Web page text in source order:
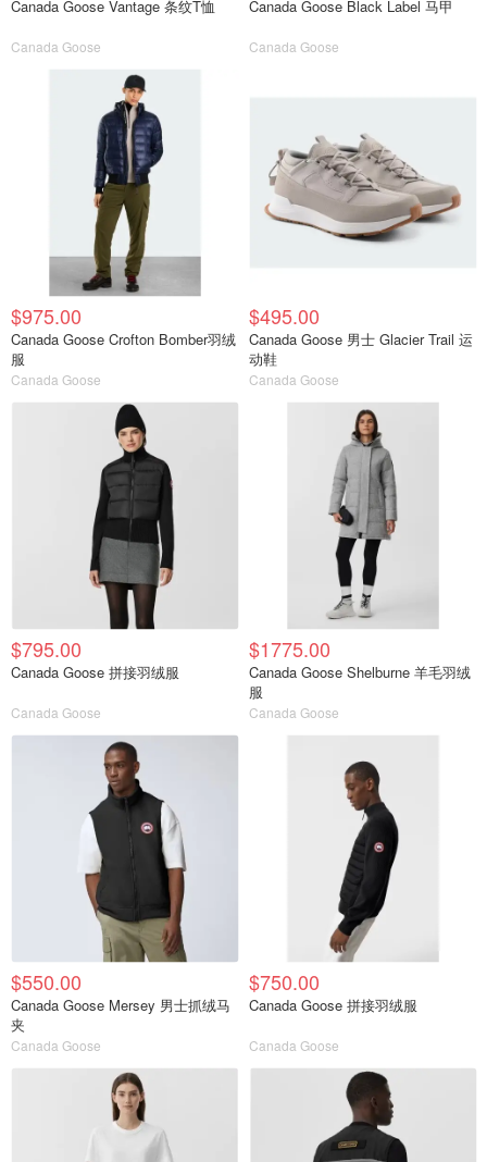
Canada Goose Vantage 条纹T恤
Canada Goose
Canada Goose Black Label 马甲
Canada Goose
$975.00
Canada Goose Crofton Bomber羽绒
服
Canada Goose
$495.00
Canada Goose 男士 Glacier Trail 运
动鞋
Canada Goose
$795.00
Canada Goose 拼接羽绒服
Canada Goose
$1775.00
Canada Goose Shelburne 羊毛羽绒
服
Canada Goose
$550.00
Canada Goose Mersey 男士抓绒马
夹
Canada Goose
$750.00
Canada Goose 拼接羽绒服
Canada Goose